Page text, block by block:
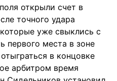
открыли счет в
точного удара
уже свыклись с
первого места в зоне
в концовке
арбитром время